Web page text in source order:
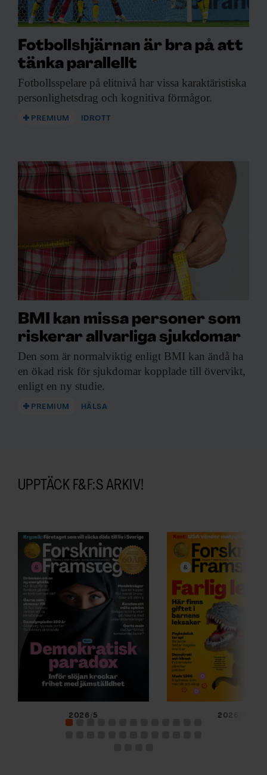
Fotbollshjärnan är bra på att
tänka parallellt
Fotbollsspelare på elitnivå har vissa karaktäristiska
personlighetsdrag och kognitiva förmågor.
PREMIUM IDROTT
BMI kan missa personer som
riskerar allvarliga sjukdomar
Den som är normalviktig enligt BMI kan ändå ha
en ökad risk för sjukdomar kopplade till övervikt,
enligt en ny studie.
PREMIUM HÄLSA
UPPTÄCK F&F:S ARKIV!
2026/5 2026/4